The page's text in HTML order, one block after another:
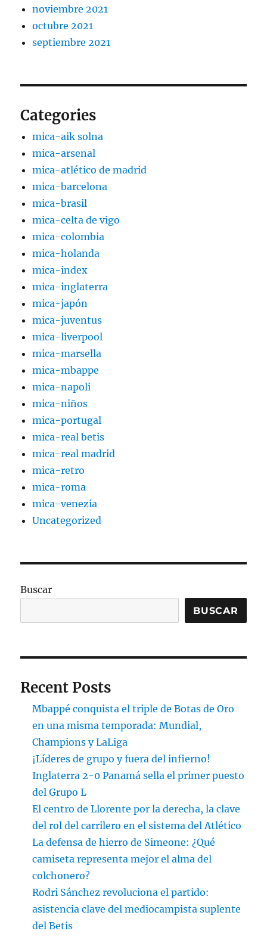
noviembre 2021
octubre 2021
septiembre 2021
Categories
mica-aik solna
mica-arsenal
mica-atlético de madrid
mica-barcelona
mica-brasil
mica-celta de vigo
mica-colombia
mica-holanda
mica-index
mica-inglaterra
mica-japón
mica-juventus
mica-liverpool
mica-marsella
mica-mbappe
mica-napoli
mica-niños
mica-portugal
mica-real betis
mica-real madrid
mica-retro
mica-roma
mica-venezia
Uncategorized
Buscar
BUSCAR
Recent Posts
Mbappé conquista el triple de Botas de Oro
en una misma temporada: Mundial,
Champions y LaLiga
¡Líderes de grupo y fuera del infierno!
Inglaterra 2-0 Panamá sella el primer puesto
del Grupo L
El centro de Llorente por la derecha, la clave
del rol del carrilero en el sistema del Atlético
La defensa de hierro de Simeone: ¿Qué
camiseta representa mejor el alma del
colchonero?
Rodri Sánchez revoluciona el partido:
asistencia clave del mediocampista suplente
del Betis